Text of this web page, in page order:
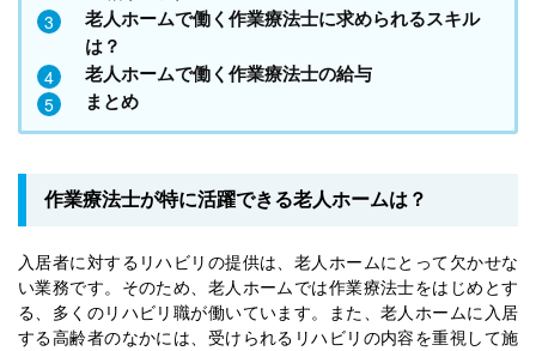
老人ホームで働く作業療法士に求められるスキル
は？
老人ホームで働く作業療法士の給与
まとめ
作業療法士が特に活躍できる老人ホームは？
入居者に対するリハビリの提供は、老人ホームにとって欠かせな
い業務です。そのため、老人ホームでは作業療法士をはじめとす
る、多くのリハビリ職が働いています。また、老人ホームに入居
する高齢者のなかには、受けられるリハビリの内容を重視して施